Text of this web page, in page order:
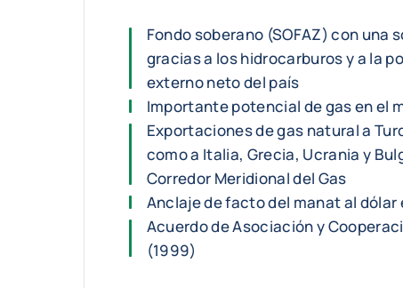
Fondo soberano (SOFAZ) con una
gracias a los hidrocarburos y a la
externo neto del país
Importante potencial de gas en el
Exportaciones de gas natural a
como a Italia, Grecia, Ucrania y
Corredor Meridional del Gas
Anclaje de facto del manat al
Acuerdo de Asociación y
(1999)